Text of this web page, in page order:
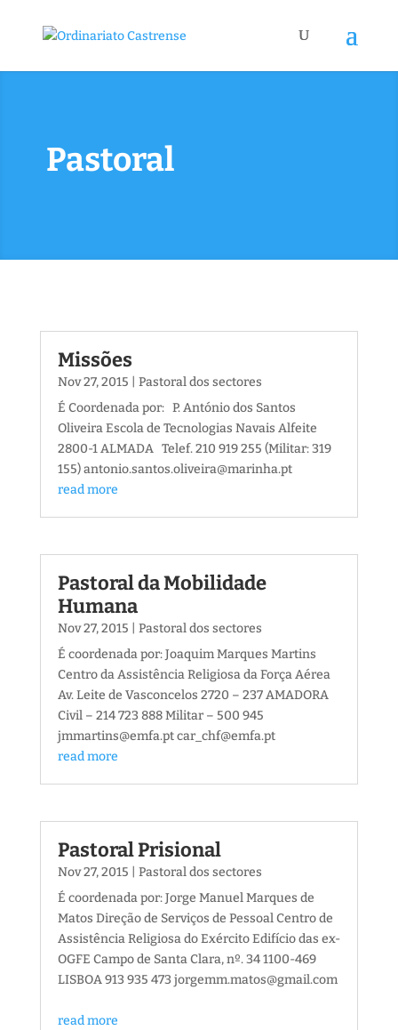
Pastoral
Missões
Nov 27, 2015
Pastoral dos sectores
É Coordenada por: P. António dos Santos
Oliveira Escola de Tecnologias Navais Alfeite
2800-1 ALMADA Telef. 210 919 255 (Militar: 319
155) antonio.santos.oliveira@marinha.pt
read more
Pastoral da Mobilidade
Humana
Nov 27, 2015
Pastoral dos sectores
É coordenada por: Joaquim Marques Martins
Centro da Assistência Religiosa da Força Aérea
Av. Leite de Vasconcelos 2720 – 237 AMADORA
Civil – 214 723 888 Militar – 500 945
jmmartins@emfa.pt car_chf@emfa.pt
read more
Pastoral Prisional
Nov 27, 2015
Pastoral dos sectores
É coordenada por: Jorge Manuel Marques de
Matos Direção de Serviços de Pessoal Centro de
Assistência Religiosa do Exército Edifício das ex-
OGFE Campo de Santa Clara, nº. 34 1100-469
LISBOA 913 935 473 jorgemm.matos@gmail.com
read more